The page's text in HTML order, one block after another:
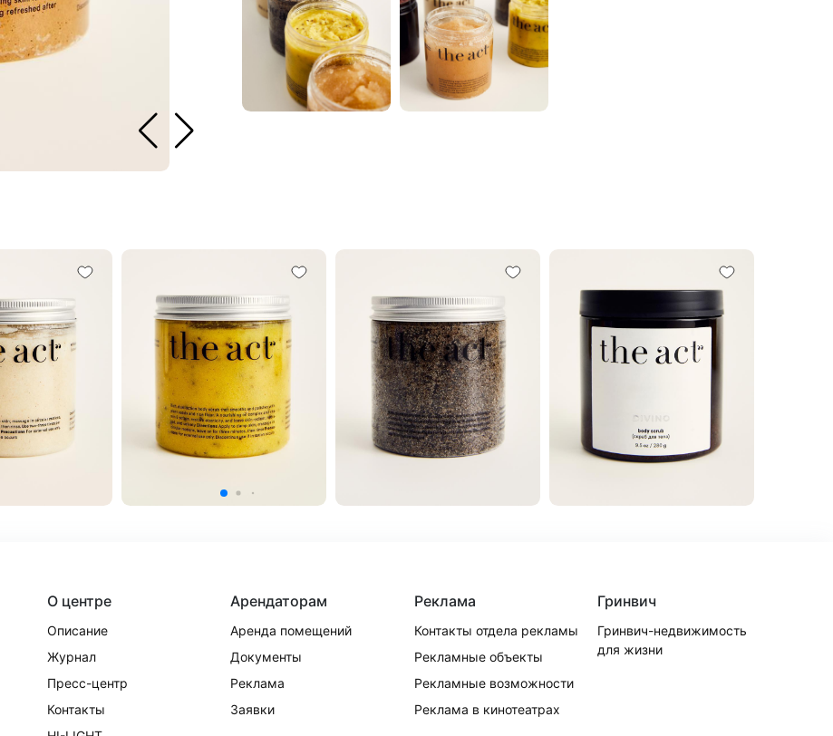
О центре
Описание
Журнал
Пресс-центр
Контакты
Арендаторам
Аренда помещений
Документы
Реклама
Заявки
Реклама
Контакты отдела рекламы
Рекламные объекты
Рекламные возможности
Реклама в кинотеатрах
Гринвич
Гринвич-недвижимость
для жизни